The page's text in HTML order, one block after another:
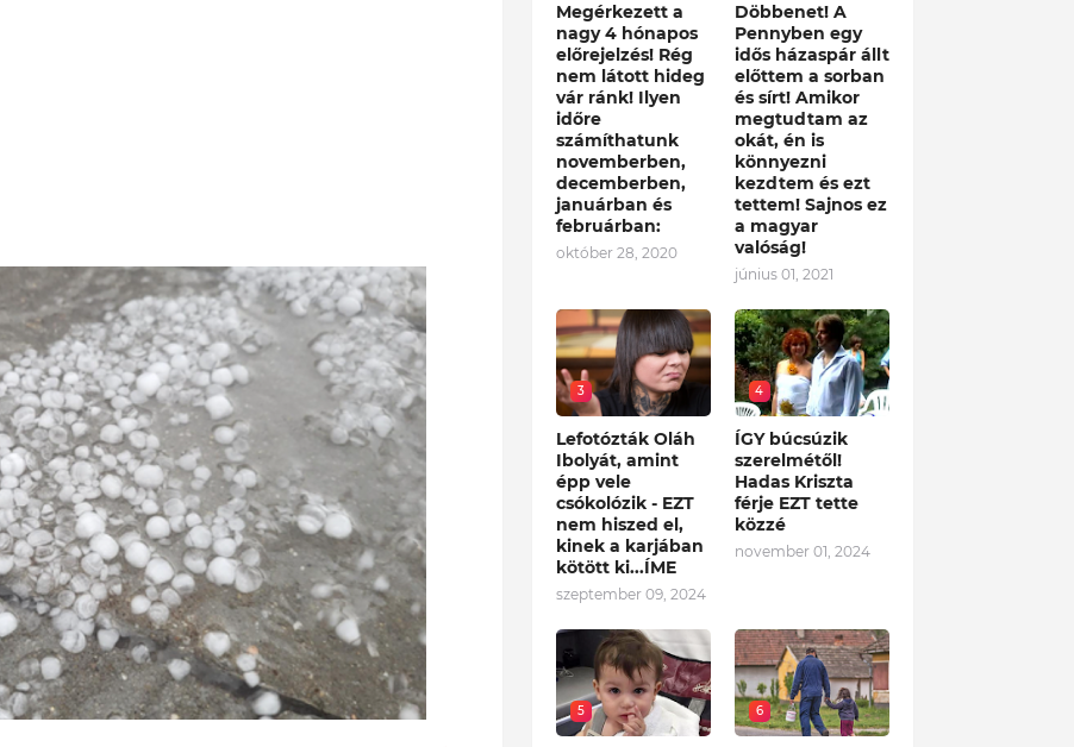
Megérkezett a
nagy 4 hónapos
előrejelzés! Rég
nem látott hideg
vár ránk! Ilyen
időre
számíthatunk
novemberben,
decemberben,
januárban és
februárban:
október 28, 2020
Döbbenet! A
Pennyben egy
idős házaspár állt
előttem a sorban
és sírt! Amikor
megtudtam az
okát, én is
könnyezni
kezdtem és ezt
tettem! Sajnos ez
a magyar
valóság!
június 01, 2021
3
Lefotózták Oláh
Ibolyát, amint
épp vele
csókolózik - EZT
nem hiszed el,
kinek a karjában
kötött ki...ÍME
szeptember 09, 2024
4
ÍGY búcsúzik
szerelmétől!
Hadas Kriszta
férje EZT tette
közzé
november 01, 2024
5 6